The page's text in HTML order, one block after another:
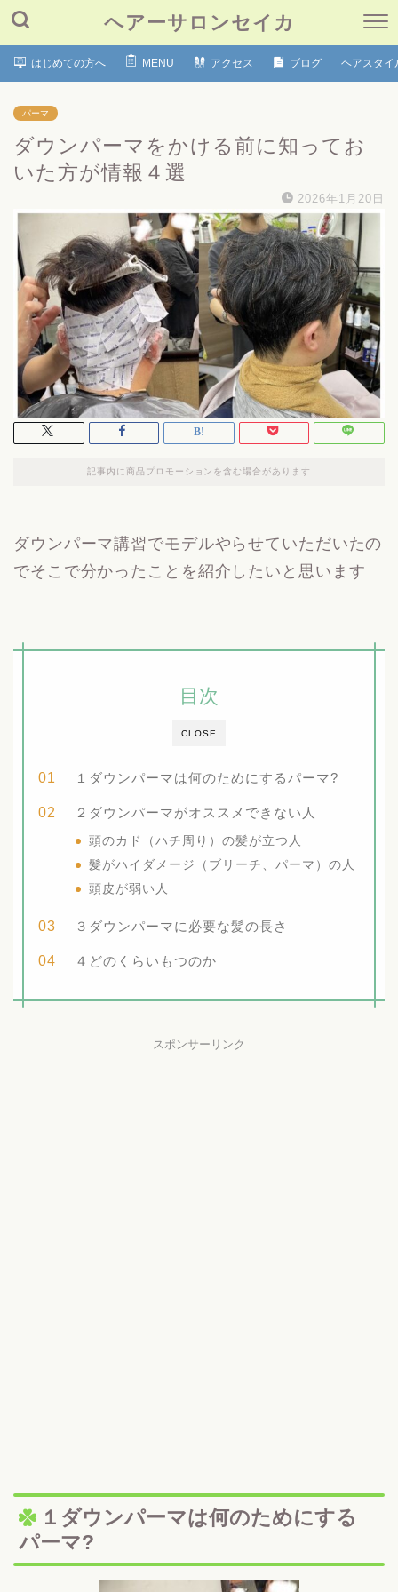
ヘアーサロンセイカ
はじめての方へ MENU アクセス ブログ ヘアスタイ
パーマ
ダウンパーマをかける前に知ってお
いた方が情報４選
2026年1月20日
記事内に商品プロモーションを含む場合があります
ダウンパーマ講習でモデルやらせていただいたの
でそこで分かったことを紹介したいと思います
CLOSE
目次
１ダウンパーマは何のためにするパーマ?
２ダウンパーマがオススメできない人
頭のカド（ハチ周り）の髪が立つ人
髪がハイダメージ（ブリーチ、パーマ）の人
頭皮が弱い人
３ダウンパーマに必要な髪の長さ
４どのくらいもつのか
スポンサーリンク
１ダウンパーマは何のためにする
パーマ?